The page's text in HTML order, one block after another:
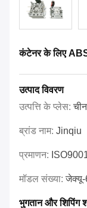
कंटेनर के लिए ABS
उत्पाद विवरण
उत्पत्ति के प्लेस:चीन
ब्रांड नाम: Jinqiu
प्रमाणन:
मॉडल संख्या:जेक्यू-
भुगतान और शिपिंग